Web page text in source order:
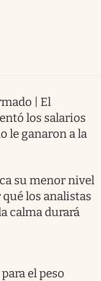
| El
los salarios
le ganaron a la
su menor nivel
qué los analistas
calma durará
el peso